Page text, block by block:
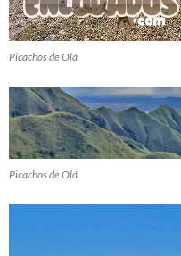
Picachos de Olá
Picachos de Olá